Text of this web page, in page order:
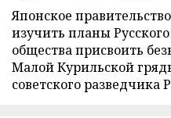
Японское
изучить планы
общества присвоить
Малой Курильской
советского разведчика